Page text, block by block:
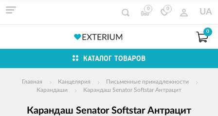
0 0 UA
0
КАТАЛОГ ТОВАРОВ
Главная Канцелярия
Письменные принадлежности
Карандаши
Карандаш Senator Softstar Антрацит
Карандаш Senator Softstar Антрацит